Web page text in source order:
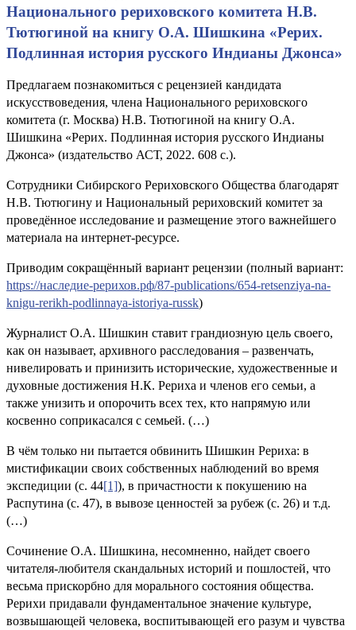
Национального рериховского комитета Н.В.
Тютюгиной на книгу О.А. Шишкина «Рерих.
Подлинная история русского Индианы Джонса»
Предлагаем познакомиться с рецензией кандидата
искусствоведения, члена Национального рериховского
комитета (г. Москва) Н.В. Тютюгиной на книгу О.А.
Шишкина «Рерих. Подлинная история русского Индианы
Джонса» (издательство АСТ, 2022. 608 с.).
Сотрудники Сибирского Рериховского Общества благодарят
Н.В. Тютюгину и Национальный рериховский комитет за
проведённое исследование и размещение этого важнейшего
материала на интернет-ресурсе.
Приводим сокращённый вариант рецензии (полный вариант:
https://наследие-рерихов.рф/87-publications/654-retsenziya-na-
knigu-rerikh-podlinnaya-istoriya-russk)
Журналист О.А. Шишкин ставит грандиозную цель своего,
как он называет, архивного расследования – развенчать,
нивелировать и принизить исторические, художественные и
духовные достижения Н.К. Рериха и членов его семьи, а
также унизить и опорочить всех тех, кто напрямую или
косвенно соприкасался с семьей. (…)
В чём только ни пытается обвинить Шишкин Рериха: в
мистификации своих собственных наблюдений во время
экспедиции (с. 44[1]), в причастности к покушению на
Распутина (с. 47), в вывозе ценностей за рубеж (с. 26) и т.д.
(…)
Сочинение О.А. Шишкина, несомненно, найдет своего
читателя-любителя скандальных историй и пошлостей, что
весьма прискорбно для морального состояния общества.
Рерихи придавали фундаментальное значение культуре,
возвышающей человека, воспитывающей его разум и чувства